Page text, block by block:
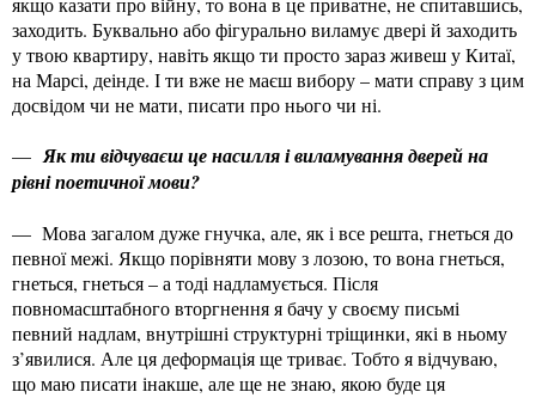
заходить. Буквально або фігурально виламує двері й заходить
у твою квартиру, навіть якщо ти просто зараз живеш у Китаї,
на Марсі, деінде. І ти вже не маєш вибору – мати справу з цим
досвідом чи не мати, писати про нього чи ні.
—Як ти відчуваєш це насилля і виламування дверей на
рівні поетичної мови?
— Мова загалом дуже гнучка, але, як і все решта, гнеться до
певної межі. Якщо порівняти мову з лозою, то вона гнеться,
гнеться, гнеться – а тоді надламується. Після
повномасштабного вторгнення я бачу у своєму письмі
певний надлам, внутрішні структурні тріщинки, які в ньому
з’явилися. Але ця деформація ще триває. Тобто я відчуваю,
що маю писати інакше, але ще не знаю, якою буде ця